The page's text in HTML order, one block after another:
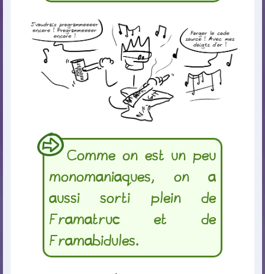
Comme on est un peu
monomaniaques, on a
aussi sorti plein de
Framatruc et de
Framabidules.